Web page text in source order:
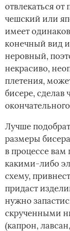
отвлекаться
чешский или
имеет
конечный вид
неровный,
некрасиво,
плетения,
бисере, сделав
Лучше
размеры
в процессе вам
какими-либо
схему,
придаст
нужно
скрученными
(капрон,